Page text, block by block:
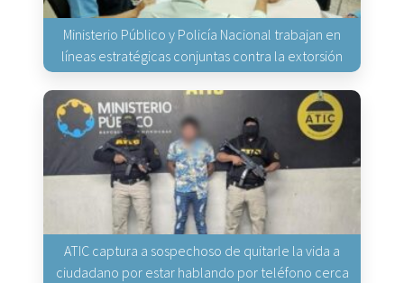
Ministerio Público y Policía Nacional trabajan en
líneas estratégicas conjuntas contra la extorsión
ATIC captura a sospechoso de quitarle la vida a
ciudadano por estar hablando por teléfono cerca